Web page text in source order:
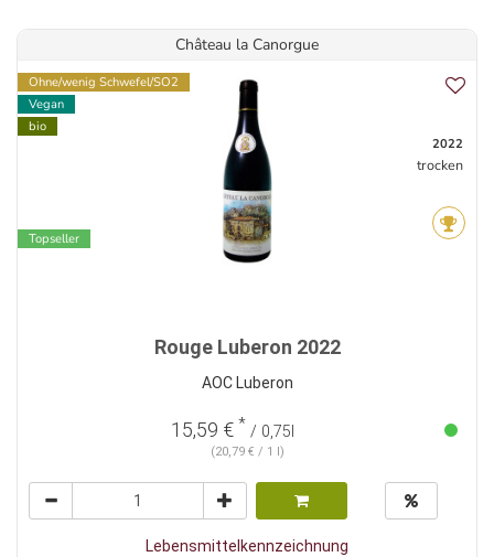
Château la Canorgue
Ohne/wenig Schwefel/SO2
Vegan
bio
Topseller
2022
trocken
Rouge Luberon 2022
AOC Luberon
15,59 € * / 0,75l
(20,79 € / 1 l)
Lebensmittelkennzeichnung